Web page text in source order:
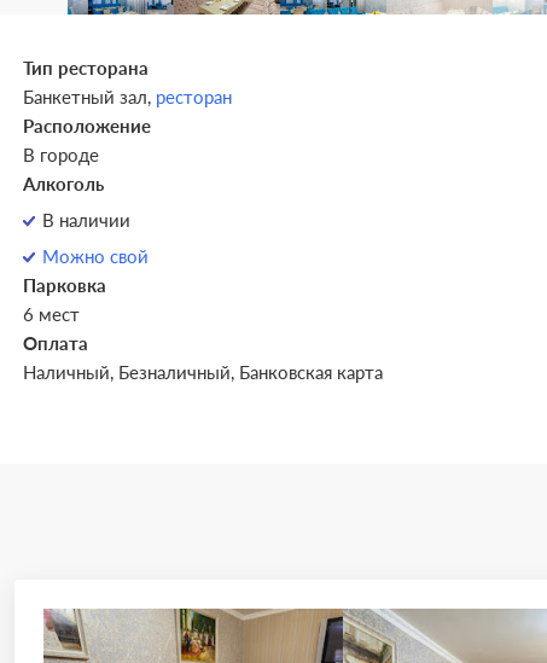
Тип ресторана
Банкетный зал, ресторан
Расположение
В городе
Алкоголь
В наличии
Можно свой
Парковка
6 мест
Оплата
Наличный, Безналичный, Банковская карта